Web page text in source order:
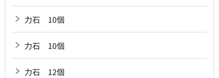
力石 10個
力石 10個
力石 12個